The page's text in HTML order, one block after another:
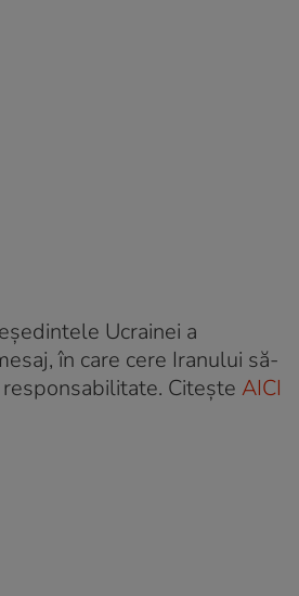
Ucrainei a
în care cere Iranului să-
Citește AICI